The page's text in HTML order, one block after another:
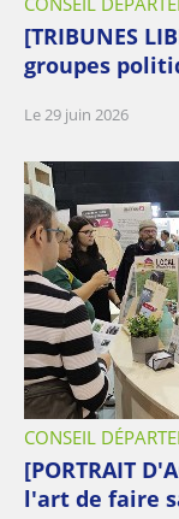
[TRIBUNES
groupes
Le 29 juin 2026
CONSEIL
[PORTRAIT
l'art de faire